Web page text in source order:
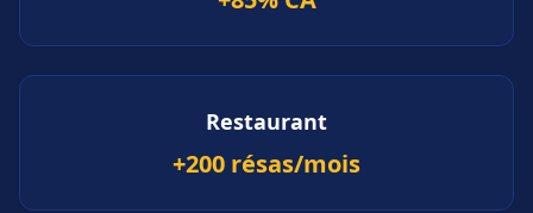
Restaurant
+200 résas/mois